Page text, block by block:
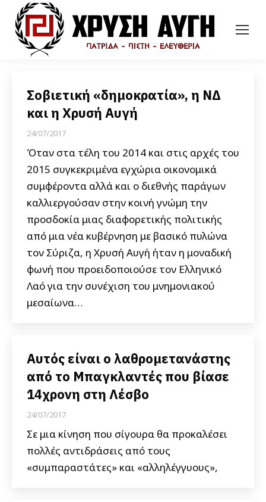
Σοβιετική «δημοκρατία», η ΝΔ
και η Χρυσή Αυγή
24/07/2017
Όταν στα τέλη του 2014 και στις αρχές του
2015 συγκεκριμένα εγχώρια οικονομικά
συμφέροντα αλλά και ο διεθνής παράγων
καλλιεργούσαν στην κοινή γνώμη την
προσδοκία μιας διαφορετικής πολιτικής
από μια νέα κυβέρνηση με βασικό πυλώνα
τον Σύριζα, η Χρυσή Αυγή ήταν η μοναδική
φωνή που προειδοποιούσε τον Ελληνικό
Λαό για την συνέχιση του μνημονιακού
μεσαίωνα…
Αυτός είναι ο λαθρομετανάστης
από το Μπαγκλαντές που βίασε
14χρονη στη Λέσβο
24/07/2017
Σε μια κίνηση που σίγουρα θα προκαλέσει
πολλές αντιδράσεις από τους
«συμπαραστάτες» και «αλληλέγγυους»,